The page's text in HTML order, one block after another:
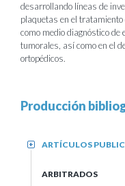
desarrollando líneas de
plaquetas en el
como medio diagnóstico
tumorales, así como en el
ortopédicos.
Producción
ARTÍCULOS
+
ARBITRADOS